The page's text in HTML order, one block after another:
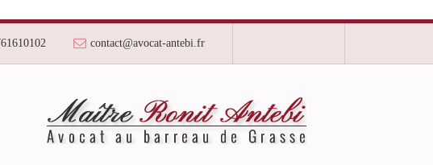
contact@avocat-antebi.fr